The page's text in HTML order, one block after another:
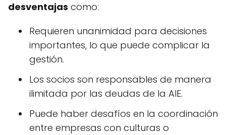
desventajas como:
Requieren unanimidad para decisiones
importantes, lo que puede complicar la
gestión.
Los socios son responsables de manera
ilimitada por las deudas de la AIE.
Puede haber desafíos en la coordinación
entre empresas con culturas o